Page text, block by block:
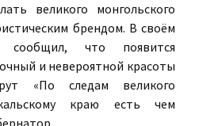
великого монгольского
брендом. В своём
сообщил, что появится
и невероятной красоты
«По следам великого
краю есть чем